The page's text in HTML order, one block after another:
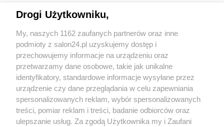
Sport
Społeczeństwo
Kultura
X Facebook Instagram Youtube
Drogi Użytkowniku,
My, naszych 1162 zaufanych partnerów oraz inne
podmioty z salon24.pl uzyskujemy dostęp i
przechowujemy informacje na urządzeniu oraz
przetwarzamy dane osobowe, takie jak unikalne
identyfikatory, standardowe informacje wysyłane przez
urządzenie czy dane przeglądania w celu zapewniania
spersonalizowanych reklam, wybór spersonalizowanych
treści, pomiar reklam i treści, badanie odbiorców oraz
ulepszanie usług. Za zgodą Użytkownika my i Zaufani